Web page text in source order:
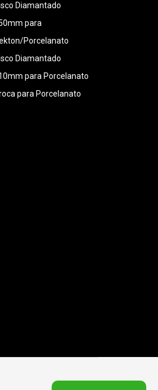
Diamantado
para
Porcelanato
Diamantado
para Porcelanato
para Porcelanato